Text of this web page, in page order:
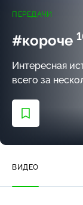
ПЕРЕДАЧИ
#короче
Интересная
всего за
ВИДЕО